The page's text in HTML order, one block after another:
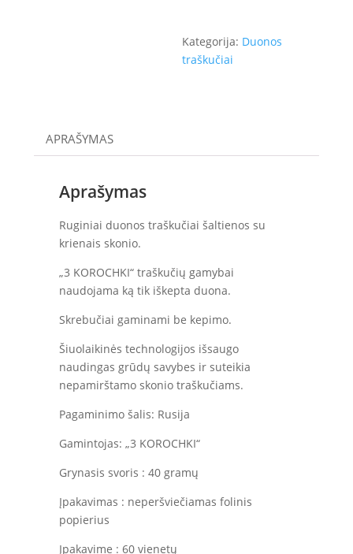
Kategorija: Duonos
traškučiai
APRAŠYMAS
Aprašymas
Ruginiai duonos traškučiai šaltienos su
krienais skonio.
„3 KOROCHKI“ traškučių gamybai
naudojama ką tik iškepta duona.
Skrebučiai gaminami be kepimo.
Šiuolaikinės technologijos išsaugo
naudingas grūdų savybes ir suteikia
nepamirštamo skonio traškučiams.
Pagaminimo šalis: Rusija
Gamintojas: „3 KOROCHKI“
Grynasis svoris : 40 gramų
Įpakavimas : neperšviečiamas folinis
popierius
Įpakavime : 60 vienetų